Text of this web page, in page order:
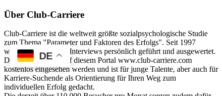
DE
Über Club-Carriere
Club-Carriere ist die weltweit größte sozialpsychologische Studie
zum Thema "Parameter und Faktoren des Erfolgs". Seit 1997
wurden über 40.000 Interviews persönlich geführt und ausgewertet.
Die Analyse kann auf diesem Portal www.club-carriere.com
kostenlos eingesehen werden und ist für junge Talente, aber auch für
Karriere-Suchende als Orientierung für Ihren Weg zum
individuellen Erfolg gedacht.